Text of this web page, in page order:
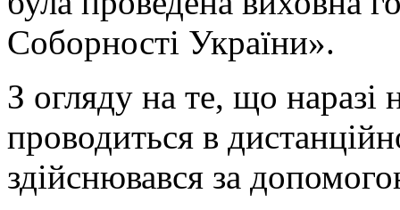
Соборності України».
З огляду на те, що наразі
проводиться в
здійснювався за